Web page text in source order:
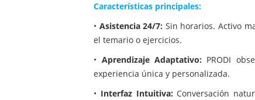
Características principales:
• Asistencia 24/7: Sin horarios. Activo
el temario o ejercicios.
• Aprendizaje Adaptativo: PRODI
experiencia única y personalizada.
• Interfaz Intuitiva: Conversación